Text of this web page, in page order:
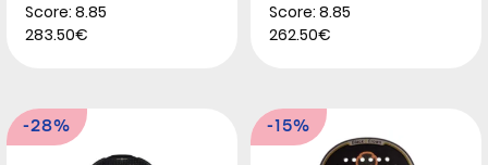
Score: 8.85
283.50€
Score: 8.85
262.50€
-28% -15%